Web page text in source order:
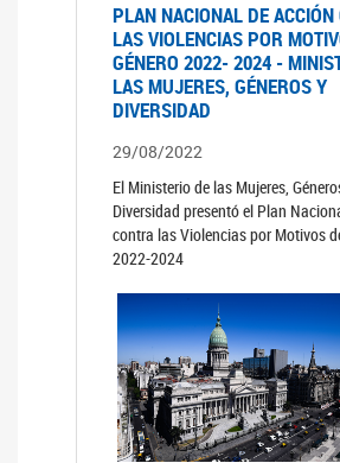
PLAN NACIONAL DE ACCIÓN
LAS VIOLENCIAS POR
GÉNERO 2022- 2024 -
LAS MUJERES, GÉNEROS Y
DIVERSIDAD
29/08/2022
El Ministerio de las Mujeres,
Diversidad presentó el Plan
contra las Violencias por Motivos
2022-2024